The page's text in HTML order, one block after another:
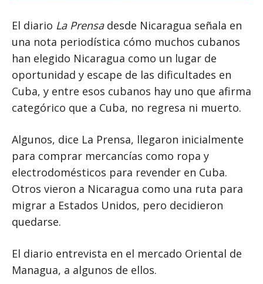
El diario La Prensadesde Nicaragua señala en
una nota periodística cómo muchos cubanos
han elegido Nicaragua como un lugar de
oportunidad y escape de las dificultades en
Cuba, y entre esos cubanos hay uno que afirma
categórico que a Cuba, no regresa ni muerto.
Algunos, dice La Prensa, llegaron inicialmente
para comprar mercancías como ropa y
electrodomésticos para revender en Cuba.
Otros vieron a Nicaragua como una ruta para
migrar a Estados Unidos, pero decidieron
quedarse.
El diario entrevista en el mercado Oriental de
Managua, a algunos de ellos.